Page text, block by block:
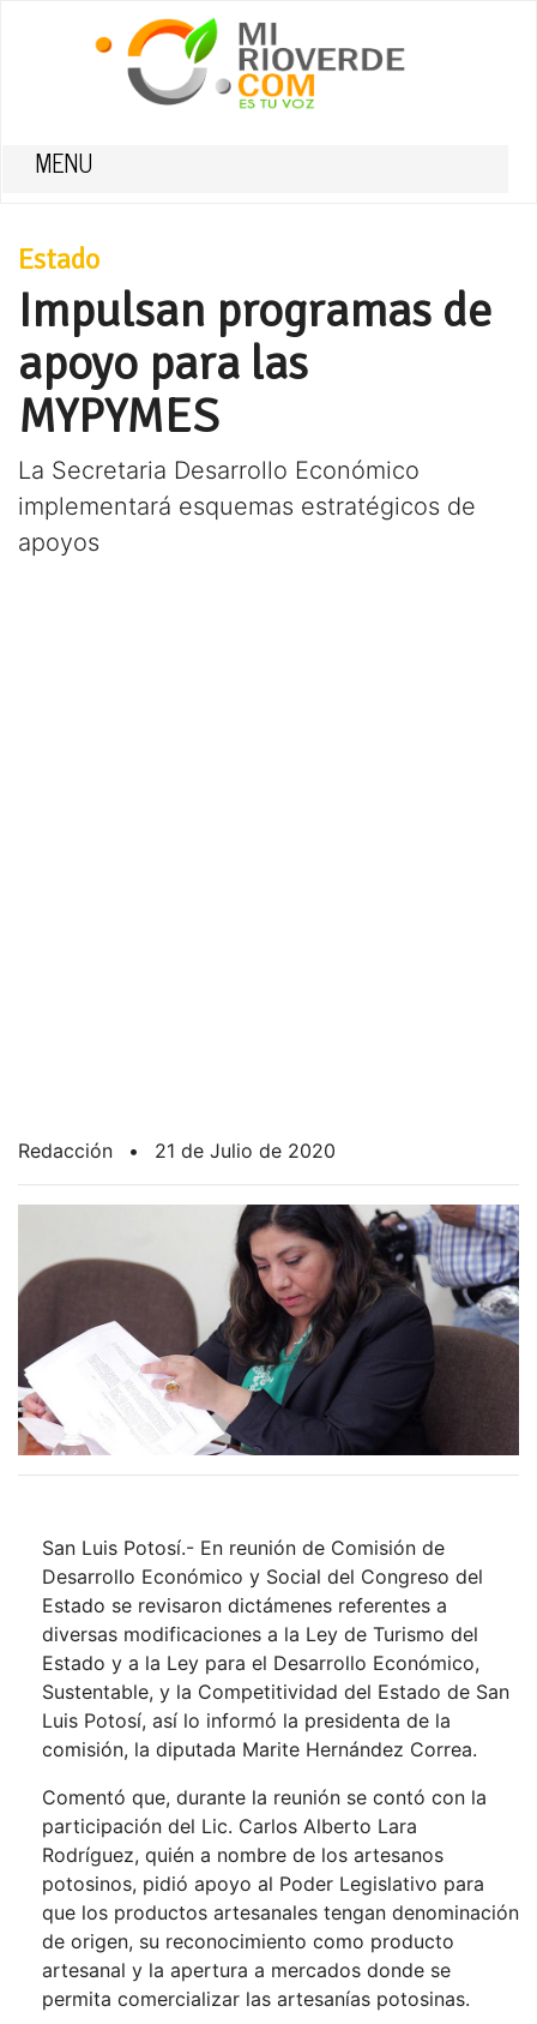
MENU
Estado
Impulsan programas de
apoyo para las
MYPYMES
La Secretaria Desarrollo Económico
implementará esquemas estratégicos de
apoyos
Redacción • 21 de Julio de 2020
San Luis Potosí.- En reunión de Comisión de
Desarrollo Económico y Social del Congreso del
Estado se revisaron dictámenes referentes a
diversas modificaciones a la Ley de Turismo del
Estado y a la Ley para el Desarrollo Económico,
Sustentable, y la Competitividad del Estado de San
Luis Potosí, así lo informó la presidenta de la
comisión, la diputada Marite Hernández Correa.
Comentó que, durante la reunión se contó con la
participación del Lic. Carlos Alberto Lara
Rodríguez, quién a nombre de los artesanos
potosinos, pidió apoyo al Poder Legislativo para
que los productos artesanales tengan denominación
de origen, su reconocimiento como producto
artesanal y la apertura a mercados donde se
permita comercializar las artesanías potosinas.